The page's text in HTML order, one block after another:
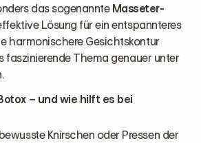
das sogenannteMasseter-
Lösung für ein entspannteres
harmonischere Gesichtskontur
faszinierende Thema genauer unter
– und wie hilft es bei
Knirschen oder Pressen der